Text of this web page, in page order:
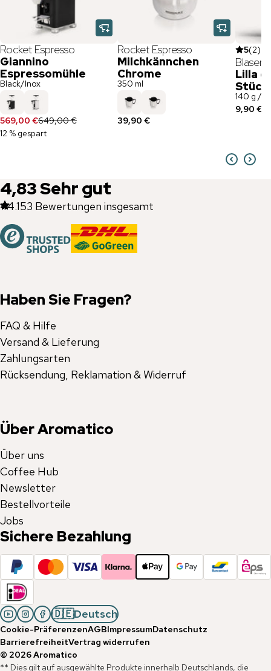
Rocket Espresso
Giannino
Espressomühle
Black/Inox
569,00 €649,00 €
12 % gespart
Rocket Espresso
Milchkännchen
Chrome
350 ml
39,90 €
5(2)
Lilla e
Stück
140 g /
9,90 €
4,83Sehr gut
44.153 Bewertungen insgesamt
Haben Sie Fragen?
FAQ & Hilfe
Versand & Lieferung
Zahlungsarten
Rücksendung, Reklamation & Widerruf
Über Aromatico
Über uns
Coffee Hub
Newsletter
Bestellvorteile
Jobs
Sichere Bezahlung
🇩🇪Deutsch
Cookie-PräferenzenAGBImpressumDatenschutz
BarrierefreiheitVertrag widerrufen
© 2026Aromatico
** Dies gilt auf ausgewählte Produkte innerhalb Deutschlands, die